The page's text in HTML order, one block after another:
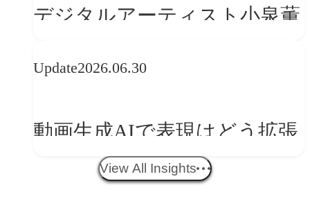
デジタルアーティスト小泉薫
ークフロー設計と「ノイズと
Update2026.06.30
動画生成AIで表現はどう拡張
する？映像ディレクター橋本
View All Insights